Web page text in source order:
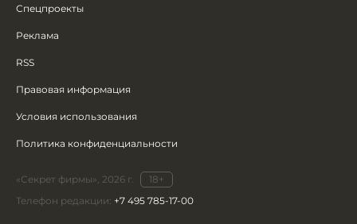
Спецпроекты
Реклама
RSS
Правовая информация
Условия использования
Политика конфиденциальности
«Секрет фирмы», 2026 г.
18+
Телефон редакции: +7 495 785-17-00